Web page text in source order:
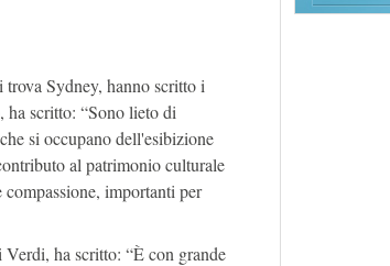
Sydney, hanno scritto i
scritto: “Sono lieto di
si occupano dell'esibizione
al patrimonio culturale
importanti per
ha scritto: “È con grande